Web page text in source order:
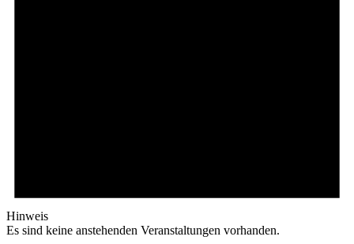
Hinweis
Es sind keine anstehenden Veranstaltungen vorhanden.